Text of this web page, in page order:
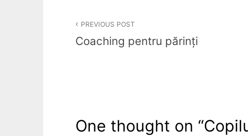
navigation
PREVIOUS POST
Coaching pentru părinți
One thought on “